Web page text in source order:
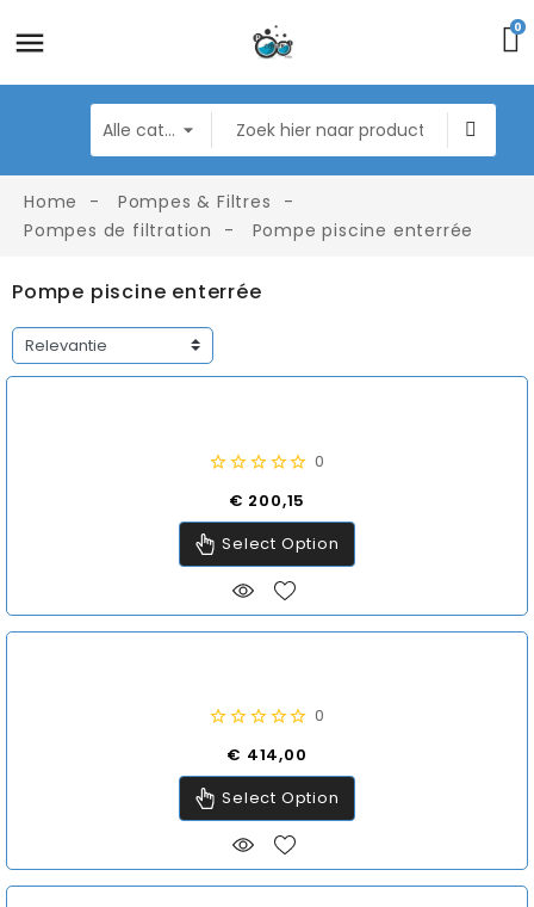
0
Home
Pompes & Filtres
Pompes de filtration
Pompe piscine enterrée
Pompe piscine enterrée
0
Prijs
€ 200,15
Select Option
0
Prijs
€ 414,00
Select Option